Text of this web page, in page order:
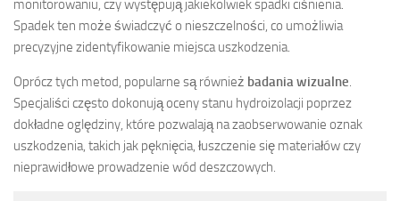
monitorowaniu, czy występują jakiekolwiek spadki ciśnienia.
Spadek ten może świadczyć o nieszczelności, co umożliwia
precyzyjne zidentyfikowanie miejsca uszkodzenia.
Oprócz tych metod, popularne są również badania wizualne.
Specjaliści często dokonują oceny stanu hydroizolacji poprzez
dokładne oględziny, które pozwalają na zaobserwowanie oznak
uszkodzenia, takich jak pęknięcia, łuszczenie się materiałów czy
nieprawidłowe prowadzenie wód deszczowych.